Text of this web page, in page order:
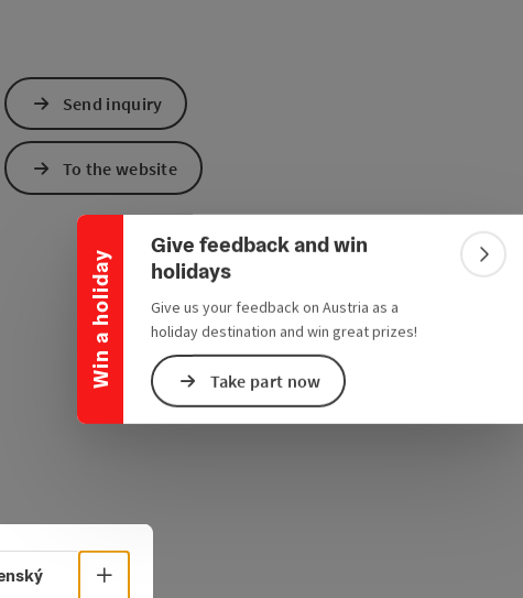
Win a holiday
Collapse banner
Give feedback and win
holidays
Give us your feedback on Austria as a
holiday destination and win great prizes!
Take part now
Maps
Apple Maps
Send inquiry
To the website
Select language - Open menu